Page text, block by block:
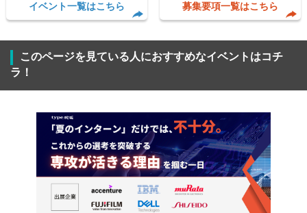
イベント一覧はこちら
募集要項一覧はこちら
このページを見ている人におすすめなイベントはコチ
ラ！